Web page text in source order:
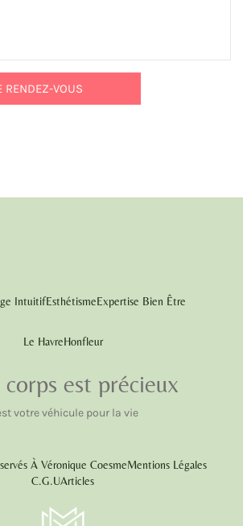
IntuitifEsthétismeExpertise Bien Être
Le HavreHonfleur
est précieux
votre véhicule pour la vie
À Véronique CoesmeMentions Légales
C.G.UArticles